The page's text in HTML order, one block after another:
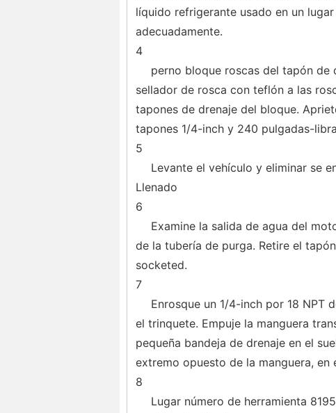
líquido refrigerante usado en un
adecuadamente.
4
perno bloque roscas del tapón de
sellador de rosca con teflón a las
tapones de drenaje del bloque.
tapones 1/4-inch y 240 pulgadas-
5
Levante el vehículo y eliminar se
Llenado
6
Examine la salida de agua del
de la tubería de purga. Retire el
socketed.
7
Enrosque un 1/4-inch por 18 NPT
el trinquete. Empuje la manguera
pequeña bandeja de drenaje en el
extremo opuesto de la manguera, en
8
Lugar número de herramienta